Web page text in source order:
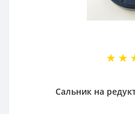
Сальник на